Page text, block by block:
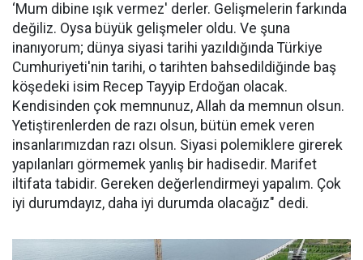
‘Mum dibine ışık vermez' derler. Gelişmelerin farkında
değiliz. Oysa büyük gelişmeler oldu. Ve şuna
inanıyorum; dünya siyasi tarihi yazıldığında Türkiye
Cumhuriyeti'nin tarihi, o tarihten bahsedildiğinde baş
köşedeki isim Recep Tayyip Erdoğan olacak.
Kendisinden çok memnunuz, Allah da memnun olsun.
Yetiştirenlerden de razı olsun, bütün emek veren
insanlarımızdan razı olsun. Siyasi polemiklere girerek
yapılanları görmemek yanlış bir hadisedir. Marifet
iltifata tabidir. Gereken değerlendirmeyi yapalım. Çok
iyi durumdayız, daha iyi durumda olacağız" dedi.